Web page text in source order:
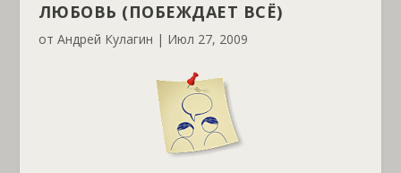
ЛЮБОВЬ (ПОБЕЖДАЕТ ВСЁ)
от Андрей Кулагин | Июл 27, 2009